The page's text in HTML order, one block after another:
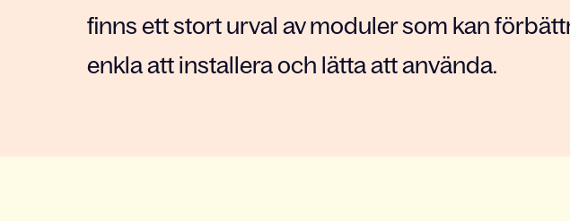
finns ett stort urval av moduler som kan
enkla att installera och lätta att använda.